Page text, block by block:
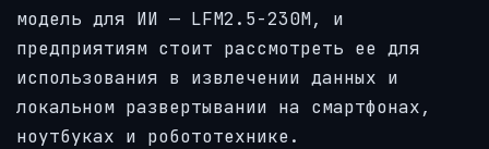
модель для ИИ — LFM2.5-230M, и
предприятиям стоит рассмотреть ее для
использования в извлечении данных и
локальном развертывании на смартфонах,
ноутбуках и робототехнике.